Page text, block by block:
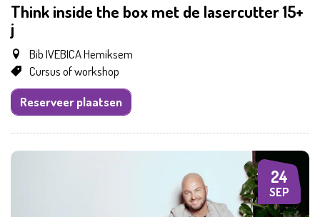
Think inside the box met de lasercutter 15+
j
Bib IVEBICA Hemiksem
Cursus of workshop
Reserveer plaatsen
DO24
SEP